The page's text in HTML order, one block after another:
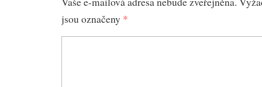
jsou označeny *